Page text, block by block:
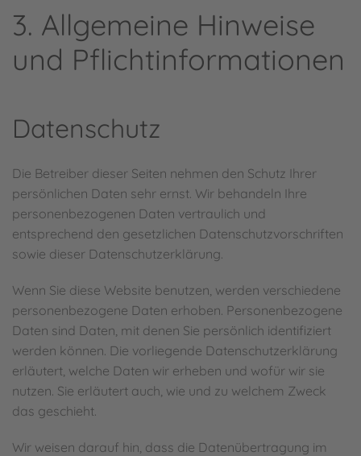
3. Allgemeine Hinweise
und Pflicht­informationen
Datenschutz
Die Betreiber dieser Seiten nehmen den Schutz Ihrer
persönlichen Daten sehr ernst. Wir behandeln Ihre
personenbezogenen Daten vertraulich und
entsprechend den gesetzlichen Datenschutzvorschriften
sowie dieser Datenschutzerklärung.
Wenn Sie diese Website benutzen, werden verschiedene
personenbezogene Daten erhoben. Personenbezogene
Daten sind Daten, mit denen Sie persönlich identifiziert
werden können. Die vorliegende Datenschutzerklärung
erläutert, welche Daten wir erheben und wofür wir sie
nutzen. Sie erläutert auch, wie und zu welchem Zweck
das geschieht.
Wir weisen darauf hin, dass die Datenübertragung im